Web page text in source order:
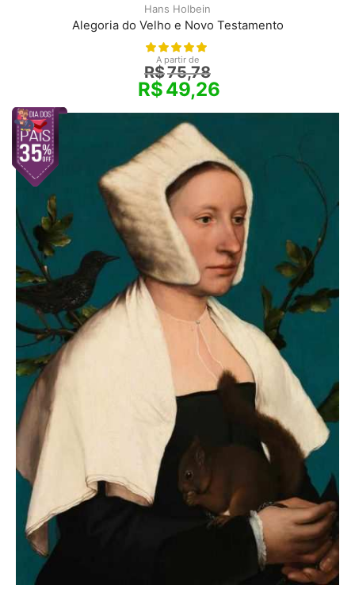
Hans Holbein
Alegoria do Velho e Novo Testamento
A partir de
R$75,78
R$49,26